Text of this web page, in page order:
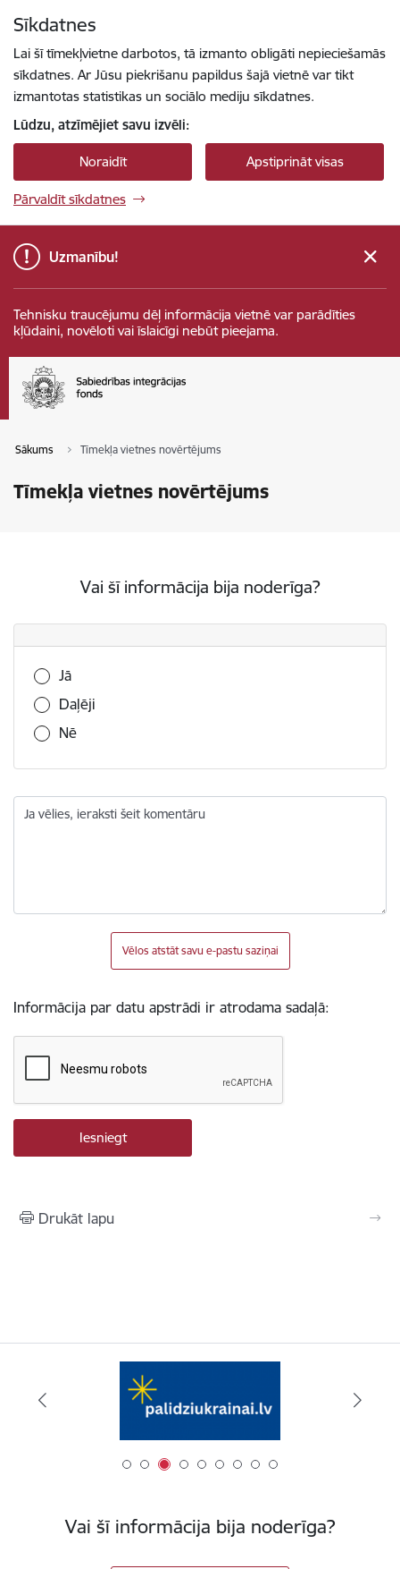
Sīkdatnes
Lai šī tīmekļvietne darbotos, tā izmanto obligāti nepieciešamās
sīkdatnes. Ar Jūsu piekrišanu papildus šajā vietnē var tikt
izmantotas statistikas un sociālo mediju sīkdatnes.
Lūdzu, atzīmējiet savu izvēli:
Noraidīt Apstiprināt visas
Pārvaldīt sīkdatnes
Uzmanību!
Tehnisku traucējumu dēļ informācija vietnē var parādīties
kļūdaini, novēloti vai īslaicīgi nebūt pieejama.
Sākums Tīmekļa vietnes novērtējums
Tīmekļa vietnes novērtējums
Vai šī informācija bija noderīga?
Vai šī informācija bija noderīga?
Jā
Daļēji
Nē
Ja vēlies, ieraksti šeit komentāru
Vēlos atstāt savu e-pastu saziņai
Informācija par datu apstrādi ir atrodama sadaļā:
Drukāt lapu
Vai šī informācija bija noderīga?